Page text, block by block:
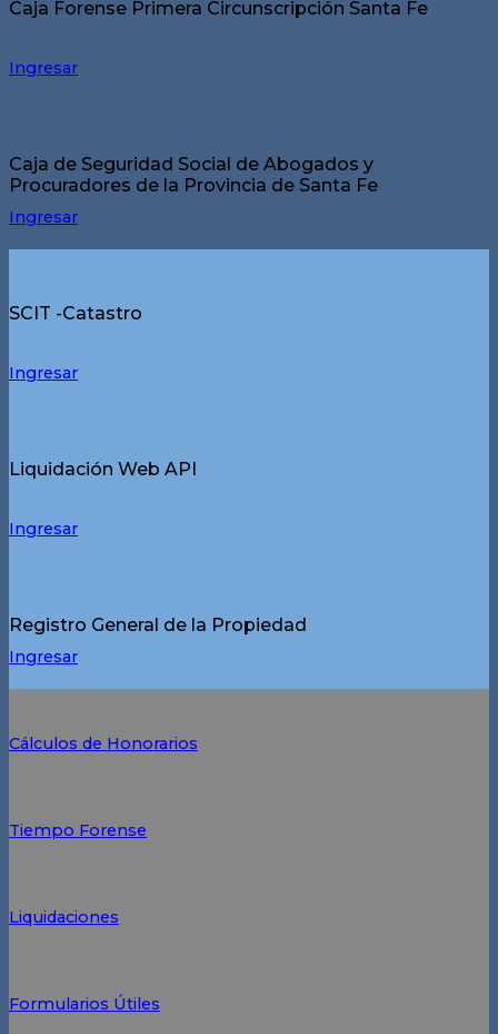
Caja Forense Primera Circunscripción Santa Fe
Ingresar
Caja de Seguridad Social de Abogados y
Procuradores de la Provincia de Santa Fe
Ingresar
SCIT -Catastro
Ingresar
Liquidación Web API
Ingresar
Registro General de la Propiedad
Ingresar
Cálculos de Honorarios
Tiempo Forense
Liquidaciones
Formularios Útiles